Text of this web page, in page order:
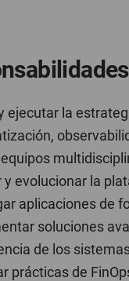
ejecutar la
y evolucionar la
aplicaciones de
soluciones
de los
prácticas de